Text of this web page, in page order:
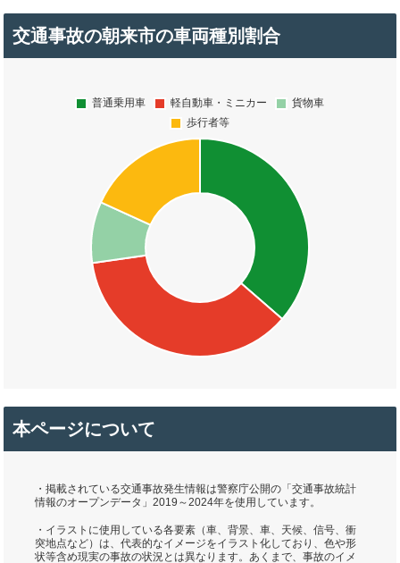
交通事故の朝来市の車両種別割合
本ページについて
・掲載されている交通事故発生情報は警察庁公開の「交通事故統計
情報のオープンデータ」2019～2024年を使用しています。
・イラストに使用している各要素（車、背景、車、天候、信号、衝
突地点など）は、代表的なイメージをイラスト化しており、色や形
状等含め現実の事故の状況とは異なります。あくまで、事故のイメ